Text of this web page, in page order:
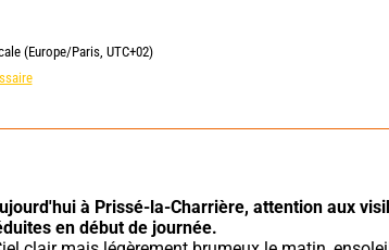
(Europe/Paris, UTC+02)
à Prissé-la-Charrière, attention aux
en début de journée.